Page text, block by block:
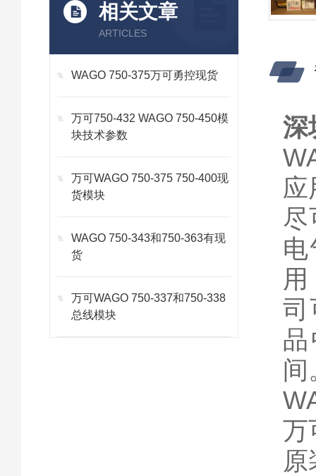
相关文章
ARTICLES
WAGO 750-375万可勇控现货
万可750-432 WAGO 750-450模
块技术参数
万可WAGO 750-375 750-400现
货模块
WAGO 750-343和750-363有现
货
万可WAGO 750-337和750-338
总线模块
深
应
尽
司
万